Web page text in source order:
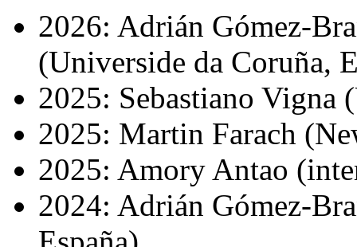
2026: Adrián Gómez-
(Universide da Coruña,
2025: Sebastiano
2025: Martin Farach
2025: Amory Antao
2024: Adrián Gómez-